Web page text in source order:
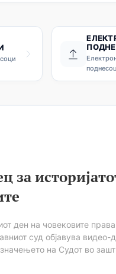
за
ден на човековите
суд објавува
на Судот во